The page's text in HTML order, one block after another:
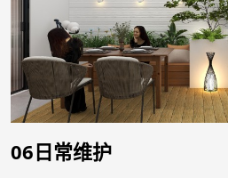
06日常维护